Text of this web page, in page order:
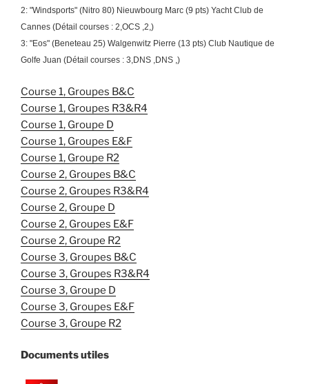
2: "Windsports" (Nitro 80) Nieuwbourg Marc (9 pts) Yacht Club de
Cannes (Détail courses : 2,OCS ,2,)
3: "Eos" (Beneteau 25) Walgenwitz Pierre (13 pts) Club Nautique de
Golfe Juan (Détail courses : 3,DNS ,DNS ,)
Course 1, Groupes B&C
Course 1, Groupes R3&R4
Course 1, Groupe D
Course 1, Groupes E&F
Course 1, Groupe R2
Course 2, Groupes B&C
Course 2, Groupes R3&R4
Course 2, Groupe D
Course 2, Groupes E&F
Course 2, Groupe R2
Course 3, Groupes B&C
Course 3, Groupes R3&R4
Course 3, Groupe D
Course 3, Groupes E&F
Course 3, Groupe R2
Documents utiles